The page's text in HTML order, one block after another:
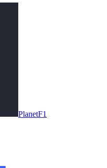
PlanetF1